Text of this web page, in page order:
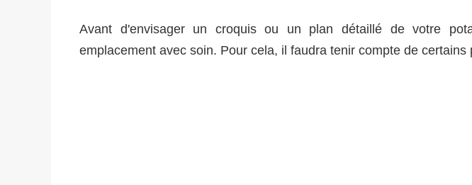
Avant d'envisager un croquis ou un plan détaillé de votre
emplacement avec soin. Pour cela, il faudra tenir compte de certains